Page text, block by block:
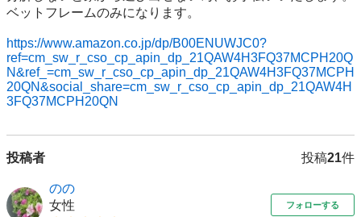
ベットフレームのみになります。
https://www.amazon.co.jp/dp/B00ENUWJC0?
ref=cm_sw_r_cso_cp_apin_dp_21QAW4H3FQ37MCPH20Q
N&ref_=cm_sw_r_cso_cp_apin_dp_21QAW4H3FQ37MCPH
20QN&social_share=cm_sw_r_cso_cp_apin_dp_21QAW4H
3FQ37MCPH20QN
投稿者 投稿21件
のの
女性
フォローする